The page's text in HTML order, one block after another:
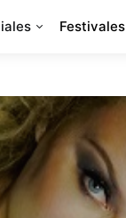
Festivales